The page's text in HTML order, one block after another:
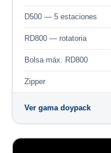
D500 — 5 estaciones
RD800 — rotatoria
Bolsa máx. RD800
Zipper
Ver gama doypack